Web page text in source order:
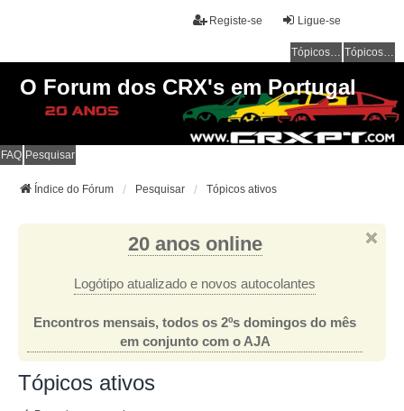
Ligue-se
Registe-se
Tópicos sem resposta Tópicos ativos
O Forum dos CRX's em Portugal
FAQ Pesquisar
Índice do Fórum Pesquisar Tópicos ativos
20 anos online
Logótipo atualizado e novos autocolantes
Encontros mensais, todos os 2ºs domingos do mês
em conjunto com o AJA
Tópicos ativos